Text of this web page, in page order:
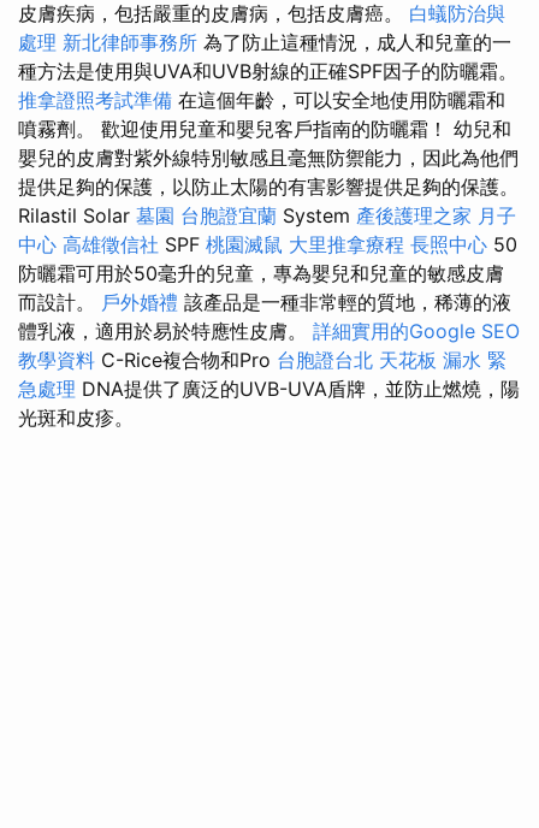
皮膚疾病，包括嚴重的皮膚病，包括皮膚癌。 白蟻防治與
處理 新北律師事務所 為了防止這種情況，成人和兒童的一
種方法是使用與UVA和UVB射線的正確SPF因子的防曬霜。
推拿證照考試準備 在這個年齡，可以安全地使用防曬霜和
噴霧劑。 歡迎使用兒童和嬰兒客戶指南的防曬霜！ 幼兒和
嬰兒的皮膚對紫外線特別敏感且毫無防禦能力，因此為他們
提供足夠的保護，以防止太陽的有害影響提供足夠的保護。
Rilastil Solar 墓園 台胞證宜蘭 System 產後護理之家 月子
中心 高雄徵信社 SPF 桃園滅鼠 大里推拿療程 長照中心 50
防曬霜可用於50毫升的兒童，專為嬰兒和兒童的敏感皮膚
而設計。 戶外婚禮 該產品是一種非常輕的質地，稀薄的液
體乳液，適用於易於特應性皮膚。 詳細實用的Google SEO
教學資料 C-Rice複合物和Pro 台胞證台北 天花板 漏水 緊
急處理 DNA提供了廣泛的UVB-UVA盾牌，並防止燃燒，陽
光斑和皮疹。